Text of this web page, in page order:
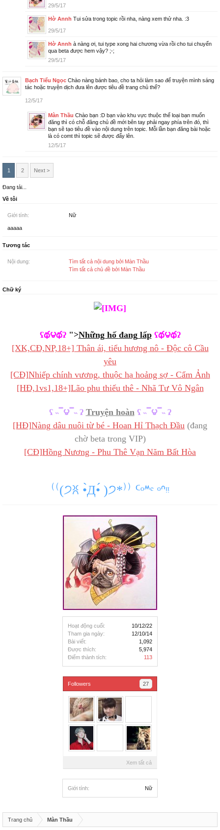
Hoạt động cuối:
10/12/22
Tham gia ngày:
12/10/14
Bài viết:
1,092
Được thích:
5,974
Điểm thành tích:
113
Followers 27
Xem tất cả
Giới tính: Nữ
29/5/17
Hờ Annh Tui sửa trong topic rồi nha, nàng xem thử nha. :3
29/5/17
Hờ Annh à nàng ơi, tui type xong hai chương vừa rồi cho tui chuyển
qua beta được hem vậy? ;-;
29/5/17
Bạch Tiểu Ngọc Chào nàng bánh bao, cho ta hỏi làm sao để truyện mình sáng
tác hoặc truyện dịch đưa lên được tiêu đề trang chủ thế?
12/5/17
Màn Thầu Chào bạn :D bạn vào khu vực thuộc thể loại bạn muốn
đăng thì có chỗ đăng chủ đề mới bên tay phải ngay phía trên đó, thì
bạn sẽ tạo tiêu đề vào nội dung trên topic. Mỗi lần bạn đăng bài hoặc
là có comt thì topic sẽ được đẩy lên.
12/5/17
1 2 Next >
Đang tải...
Về tôi
Giới tính: Nữ
aaaaa
Tương tác
Nội dung:
Tìm tất cả nội dung bởi Màn Thầu
Tìm tất cả chủ đề bởi Màn Thầu
Chữ ký
ʕథ౪థʔ ">Những hố lấpʕథ౪థʔ
[XK,CĐ,NP,18+] Thân ái, tiểu hương nô - Độc cô Cầu
yêu
[CĐ]Nhiếp chính vương, thuộc hạ hoảng sợ - Cẩm Ảnh
[HĐ,1vs1,18+]Lão phu thiếu thê - Nhã Tư Vô Ngân
ʕ ˵ ̿ ౪ ̿ ˵ ʔ Truyện hoàn ʕ ˵ ̿ ౪ ̿ ˵ ʔ
[HĐ]Nàng dâu nuôi từ bé - Hoan Hỉ Thạch Đầu (
chờ beta trong VIP)
[CĐ]Hồng Nương - Phu Thê Vạn Năm Bất Hòa
⁽⁽(੭ꐦ •̀Д•́ )੭*⁾⁾ ᑦᵒᔿᵉ ᵒᐢᵎᵎ
Trang chủ Màn Thầu